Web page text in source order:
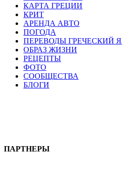
КАРТА ГРЕЦИИ
КРИТ
АРЕНДА АВТО
ПОГОДА
ПЕРЕВОДЫ ГРЕЧЕСКИЙ
ОБРАЗ ЖИЗНИ
РЕЦЕПТЫ
ФОТО
СООБЩЕСТВА
БЛОГИ
ПАРТНЕРЫ